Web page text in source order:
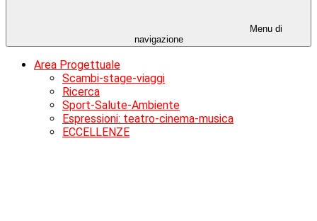
Menu di
navigazione
Area Progettuale
Scambi-stage-viaggi
Ricerca
Sport-Salute-Ambiente
Espressioni: teatro-cinema-musica
ECCELLENZE